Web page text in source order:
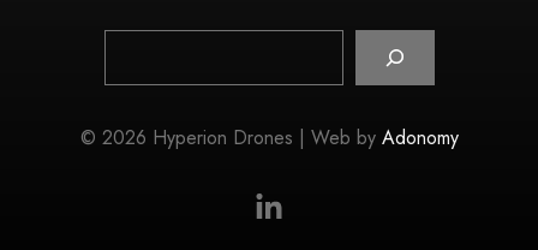
© 2026 Hyperion Drones | Web by Adonomy